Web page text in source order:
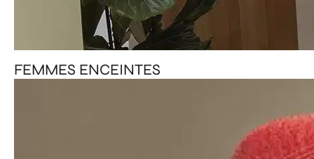
FEMMES ENCEINTES